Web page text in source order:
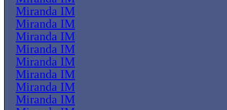
Miranda IM
Miranda IM
Miranda IM
Miranda IM
Miranda IM
Miranda IM
Miranda IM
Miranda IM